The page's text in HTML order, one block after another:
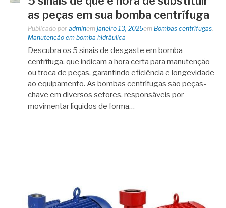
as peças em sua bomba centrífuga
Publicado por adminem janeiro 13, 2025em Bombas centrífugas
Manutenção em bomba hidráulica
Descubra os 5 sinais de desgaste em bomba
centrífuga, que indicam a hora certa para manutenção
ou troca de peças, garantindo eficiência e longevidade
ao equipamento. As bombas centrífugas são peças-
chave em diversos setores, responsáveis por
movimentar líquidos de forma…